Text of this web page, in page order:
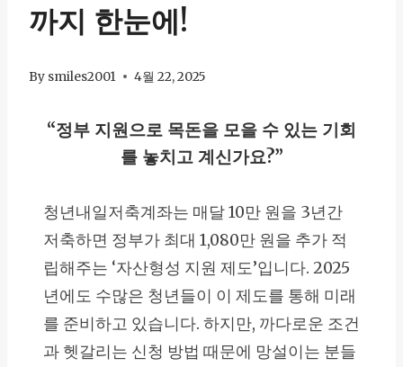
까지 한눈에!
By smiles2001 4월 22, 2025
“정부 지원으로 목돈을 모을 수 있는 기회
를 놓치고 계신가요?”
청년내일저축계좌는 매달 10만 원을 3년간
저축하면 정부가 최대 1,080만 원을 추가 적
립해주는 ‘자산형성 지원 제도’입니다. 2025
년에도 수많은 청년들이 이 제도를 통해 미래
를 준비하고 있습니다. 하지만, 까다로운 조건
과 헷갈리는 신청 방법 때문에 망설이는 분들